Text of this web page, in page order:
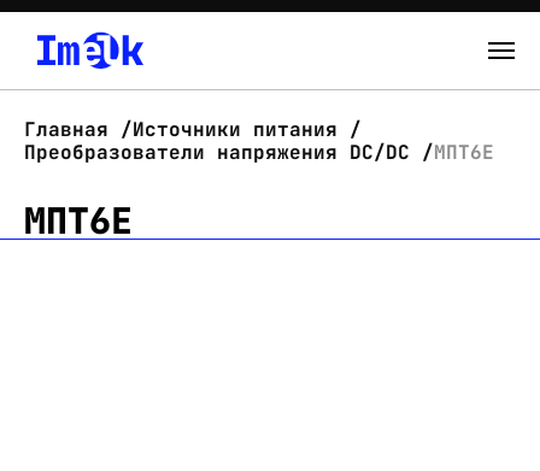
О нас
Новости
Главная
Источники питания
Преобразователи напряжения DC/DC
МПТ6Е
МПТ6Е